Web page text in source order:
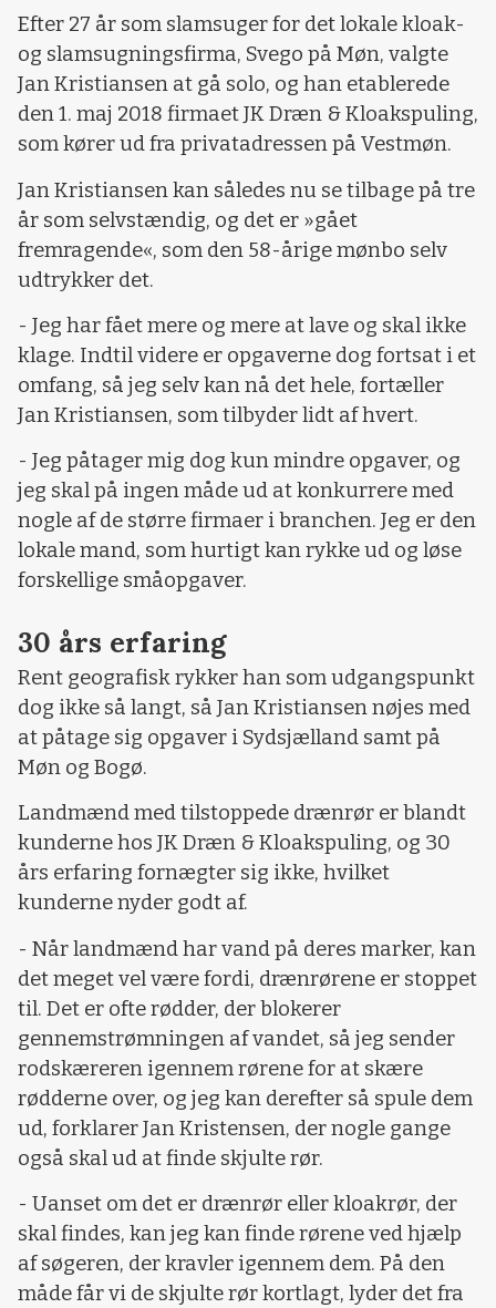
Efter 27 år som slamsuger for det lokale kloak-
og slamsugningsfirma, Svego på Møn, valgte
Jan Kristiansen at gå solo, og han etablerede
den 1. maj 2018 firmaet JK Dræn & Kloakspuling,
som kører ud fra privatadressen på Vestmøn.
Jan Kristiansen kan således nu se tilbage på tre
år som selvstændig, og det er »gået
fremragende«, som den 58-årige mønbo selv
udtrykker det.
- Jeg har fået mere og mere at lave og skal ikke
klage. Indtil videre er opgaverne dog fortsat i et
omfang, så jeg selv kan nå det hele, fortæller
Jan Kristiansen, som tilbyder lidt af hvert.
- Jeg påtager mig dog kun mindre opgaver, og
jeg skal på ingen måde ud at konkurrere med
nogle af de større firmaer i branchen. Jeg er den
lokale mand, som hurtigt kan rykke ud og løse
forskellige småopgaver.
30 års erfaring
Rent geografisk rykker han som udgangspunkt
dog ikke så langt, så Jan Kristiansen nøjes med
at påtage sig opgaver i Sydsjælland samt på
Møn og Bogø.
Landmænd med tilstoppede drænrør er blandt
kunderne hos JK Dræn & Kloakspuling, og 30
års erfaring fornægter sig ikke, hvilket
kunderne nyder godt af.
- Når landmænd har vand på deres marker, kan
det meget vel være fordi, drænrørene er stoppet
til. Det er ofte rødder, der blokerer
gennemstrømningen af vandet, så jeg sender
rodskæreren igennem rørene for at skære
rødderne over, og jeg kan derefter så spule dem
ud, forklarer Jan Kristensen, der nogle gange
også skal ud at finde skjulte rør.
- Uanset om det er drænrør eller kloakrør, der
skal findes, kan jeg kan finde rørene ved hjælp
af søgeren, der kravler igennem dem. På den
måde får vi de skjulte rør kortlagt, lyder det fra